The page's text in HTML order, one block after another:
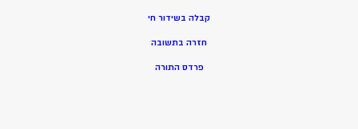
קבלה בשידור חי
חזרה בתשובה
פרדס התורה